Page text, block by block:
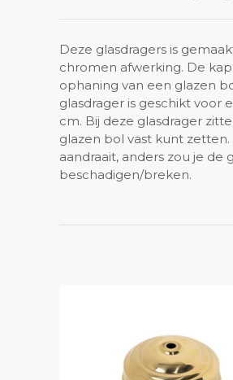
Deze glasdragers is
chromen afwerking. De
ophaning van een glazen
glasdrager is geschikt voor
cm. Bij deze glasdrager
glazen bol vast kunt
aandraait, anders zou je de
beschadigen/breken.